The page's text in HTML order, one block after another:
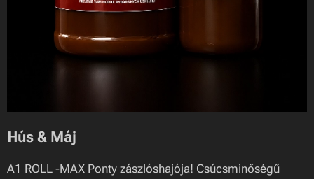
Hús & Máj
A1 ROLL -MAX Ponty zászlóshajója! Csúcsminőségű